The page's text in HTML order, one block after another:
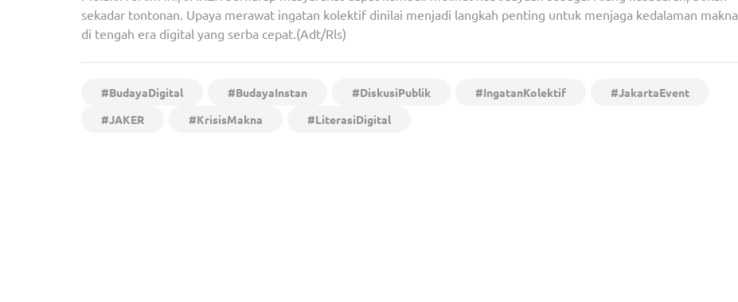
sekadar tontonan. Upaya merawat ingatan kolektif dinilai menjadi langkah penting untuk menjaga kedalaman makna
di tengah era digital yang serba cepat.(Adt/Rls)
#BudayaDigital #BudayaInstan #DiskusiPublik #IngatanKolektif
#JakartaEvent
#JAKER
#KrisisMakna #LiterasiDigital